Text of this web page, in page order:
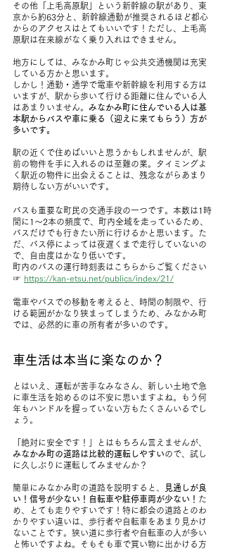
その他「上毛高原駅」という新幹線の駅があり、東
京から約63分と、新幹線通勤が推奨されるほど都心
からのアクセスはとてもいいです！ただし、上毛高
原駅は在来線がなく乗り入れはできません。
地方にしては、みなかみ町じゃ公共交通機関は充実
している方かと思います。
しかし！通勤・通学で電車や新幹線を利用する方は
いますが、駅から歩いて行ける距離に住んでいる人
はあまりいません。 みなかみ町に住んでいる人は基
本駅からバスや車に乗る（迎えに来てもらう）方が
多いです。
駅の近くで住めばいいと思うかもしれませんが、駅
前の物件を手に入れるのは至難の業。タイミングよ
く駅近の物件に出会えることは、残念ながらあまり
期待しない方がいいです。
バスも重要な町民の交通手段の一つです。本数は1時
間に1〜2本の頻度で、町内全域を走っているため、
バスだけでも行きたい所に行けるかと思います。た
だ、バス停によっては夜遅くまで走行していないの
で、自由度はかなり低いです。
町内のバスの運行時刻表はこちらからご覧ください
☞ https://kan-etsu.net/publics/index/21/
電車やバスでの移動を考えると、時間の制限や、行
ける範囲がかなり狭まってしまうため、みなかみ町
では、必然的に車の所有者が多いのです。
車生活は本当に楽なのか？
とはいえ、運転が苦手なみなさん、新しい土地で急
に車生活を始めるのは不安に思いますよね。もう何
年もハンドルを握っていない方もたくさんいるでし
ょう。
「絶対に安全です！」とはもちろん言えませんが、
みなかみ町の道路は比較的運転しやすいので、試し
に久しぶりに運転してみませんか？
簡単にみなかみ町の道路を説明すると、
見通しが良
い！信号が少ない！自転車や駐停車両が少ない！ た
め、とても走りやすいです！特に都会の道路とのわ
かりやすい違いは、歩行者や自転車をあまり見かけ
ないことです。狭い道に歩行者や自転車の人が多い
と怖いですよね。そもそも車で買い物に出かける方